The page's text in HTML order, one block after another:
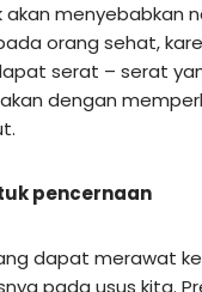
menyebabkan
orang sehat,
serat – serat
dengan
pencernaan
dapat merawat
pada usus kita.